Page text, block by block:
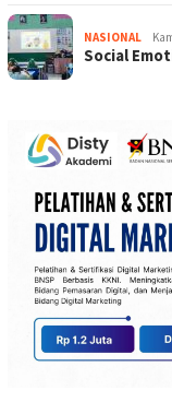
NASIONAL
Social